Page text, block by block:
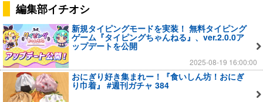
編集部イチオシ
新規タイピングモードを実装！ 無料タイピング
ゲーム『タイピングちゃんねる』、ver.2.0.0ア
ップデートを公開
2025-08-19 16:00:00
おにぎり好き集まれー！『食いしん坊！おにぎ
り巾着』 #週刊ガチャ 384